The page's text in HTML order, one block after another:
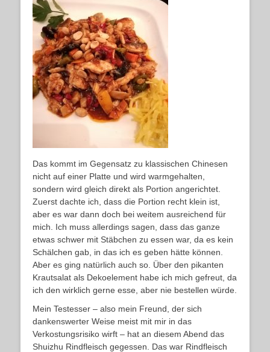
Das kommt im Gegensatz zu klassischen Chinesen
nicht auf einer Platte und wird warmgehalten,
sondern wird gleich direkt als Portion angerichtet.
Zuerst dachte ich, dass die Portion recht klein ist,
aber es war dann doch bei weitem ausreichend für
mich. Ich muss allerdings sagen, dass das ganze
etwas schwer mit Stäbchen zu essen war, da es kein
Schälchen gab, in das ich es geben hätte können.
Aber es ging natürlich auch so. Über den pikanten
Krautsalat als Dekoelement habe ich mich gefreut, da
ich den wirklich gerne esse, aber nie bestellen würde.
Mein Testesser – also mein Freund, der sich
dankenswerter Weise meist mit mir in das
Verkostungsrisiko wirft – hat an diesem Abend das
Shuizhu Rindfleisch gegessen. Das war Rindfleisch